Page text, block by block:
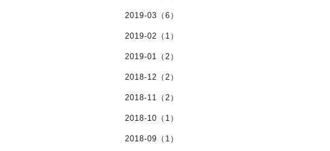
2019-03（6）
2019-02（1）
2019-01（2）
2018-12（2）
2018-11（2）
2018-10（1）
2018-09（1）